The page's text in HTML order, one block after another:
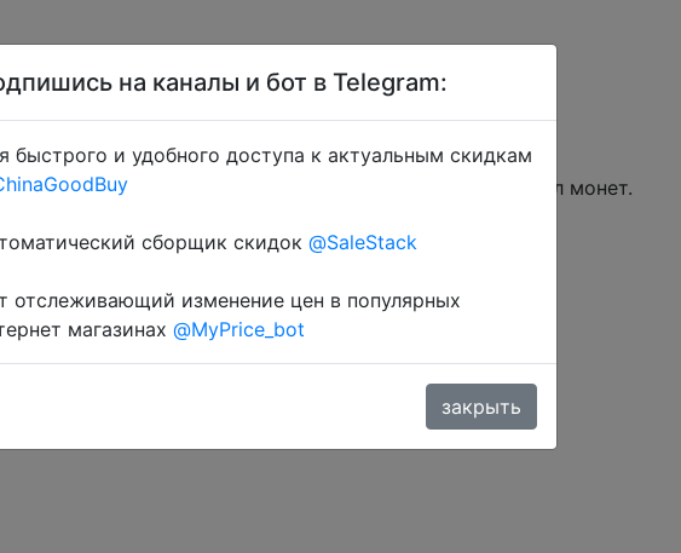
+ знижка монетками 177 Coins у додатку через розділ монет.
на каналы и бот в Telegram:
быстрого и удобного доступа к актуальным скидкам
сборщик скидок @SaleStack
отслеживающий изменение цен в популярных
магазинах @MyPrice_bot
закрыть